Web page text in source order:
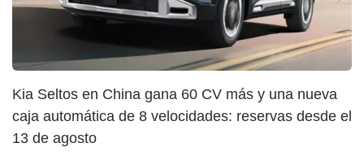
Kia Seltos en China gana 60 CV más y una nueva
caja automática de 8 velocidades: reservas desde el
13 de agosto